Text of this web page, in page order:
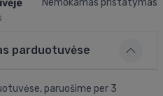
Nemokamas pristatymas
parduotuvėse
paruošime per 3